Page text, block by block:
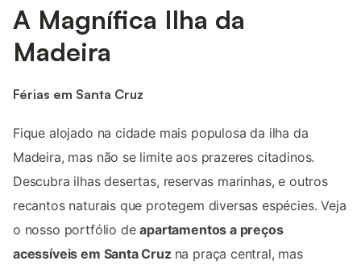
A Magnífica Ilha da
Madeira
Férias em Santa Cruz
Fique alojado na cidade mais populosa da ilha da
Madeira, mas não se limite aos prazeres citadinos.
Descubra ilhas desertas, reservas marinhas, e outros
recantos naturais que protegem diversas espécies. Veja
o nosso portfólio deapartamentos a preços
acessíveis em Santa Cruz na praça central, mas